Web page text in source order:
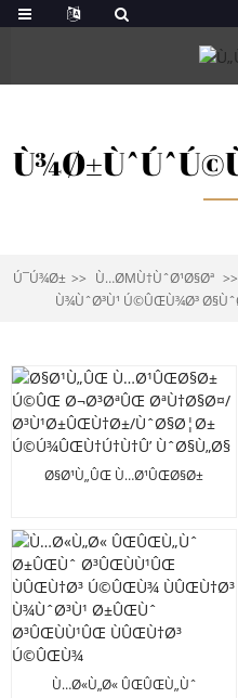
Ú¯Ú¾Ø± Ù…ØΜÙ†ÙˆØ¹Ø§Øª
Ù¾ÙˆØ³Ù¹ Ú©ÛŒÙ¾Ø³
Ø§Ø¹Ù„ÛŒ Ù…Ø¹ÛŒØ§Ø±
Ú©Ú¾ÛŒÙ†Ú†Ù†Û’ ÙˆØ§Ù„Ø§
Ù…Ø«Ù„Ø« ÛŒÛŒÙ„Ùˆ